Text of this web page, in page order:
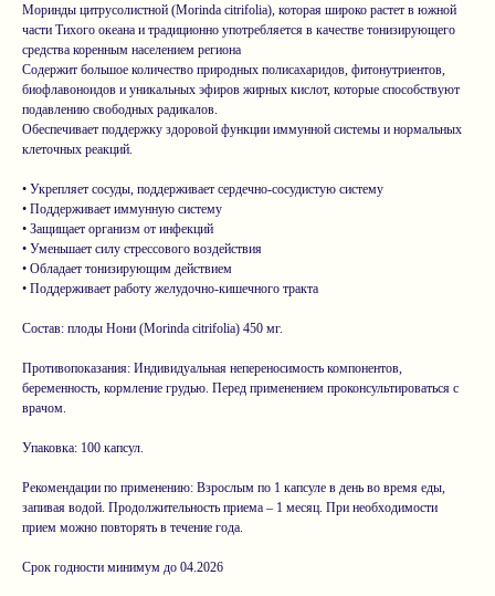
Моринды цитрусолистной (Morinda citrifolia), которая широко растет в южной
части Тихого океана и традиционно употребляется в качестве тонизирующего
средства коренным населением региона
Содержит большое количество природных полисахаридов, фитонутриентов,
биофлавоноидов и уникальных эфиров жирных кислот, которые способствуют
подавлению свободных радикалов.
Обеспечивает поддержку здоровой функции иммунной системы и нормальных
клеточных реакций.
• Укрепляет сосуды, поддерживает сердечно-сосудистую систему
• Поддерживает иммунную систему
• Защищает организм от инфекций
• Уменьшает силу стрессового воздействия
• Обладает тонизирующим действием
• Поддерживает работу желудочно-кишечного тракта
Состав: плоды Нони (Morinda citrifolia) 450 мг.
Противопоказания: Индивидуальная непереносимость компонентов,
беременность, кормление грудью. Перед применением проконсультироваться с
врачом.
Упаковка: 100 капсул.
Рекомендации по применению: Взрослым по 1 капсуле в день во время еды,
запивая водой. Продолжительность приема – 1 месяц. При необходимости
прием можно повторять в течение года.
Срок годности минимум до 04.2026